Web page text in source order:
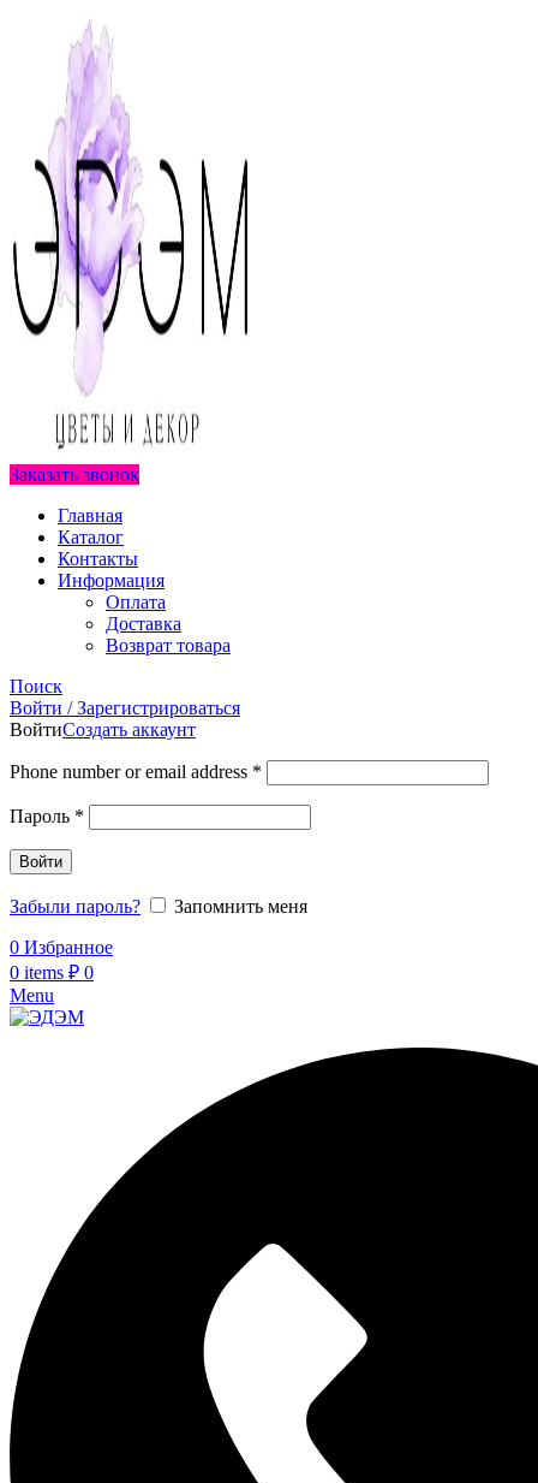
Заказать звонок
Главная
Каталог
Контакты
Информация
Оплата
Доставка
Возврат товара
Поиск
Войти / Зарегистрироваться
ВойтиСоздать аккаунт
Phone number or email address *
Пароль *
Войти
Забыли пароль?
Запомнить меня
0 Избранное
0 items ₽ 0
Menu